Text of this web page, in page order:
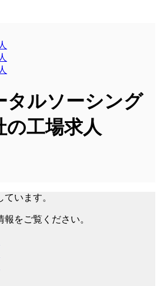
タルソーシング
の工場求人
います。
をご覧ください。